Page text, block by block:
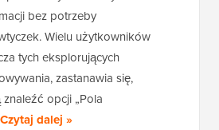
bez potrzeby
Wielu użytkowników
tych eksplorujących
zastanawia się,
opcji „Pola
Czytaj dalej »